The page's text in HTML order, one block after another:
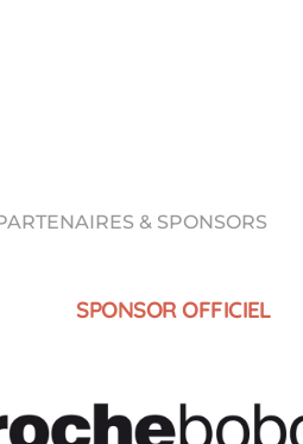
& SPONSORS
SPONSOR OFFICIEL